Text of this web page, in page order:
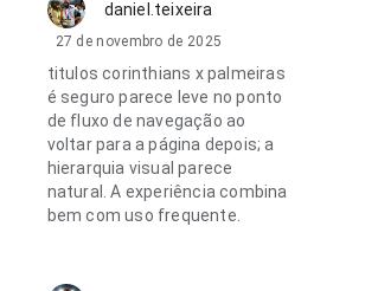
daniel.teixeira
27 de novembro de 2025
titulos corinthians x palmeiras
é seguro parece leve no ponto
de fluxo de navegação ao
voltar para a página depois; a
hierarquia visual parece
natural. A experiência combina
bem com uso frequente.